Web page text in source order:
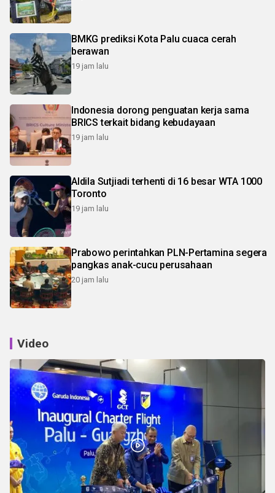
BMKG prediksi Kota Palu cuaca cerah
berawan
19 jam lalu
Indonesia dorong penguatan kerja sama
BRICS terkait bidang kebudayaan
19 jam lalu
Aldila Sutjiadi terhenti di 16 besar WTA 1000
Toronto
19 jam lalu
Prabowo perintahkan PLN-Pertamina segera
pangkas anak-cucu perusahaan
20 jam lalu
Video